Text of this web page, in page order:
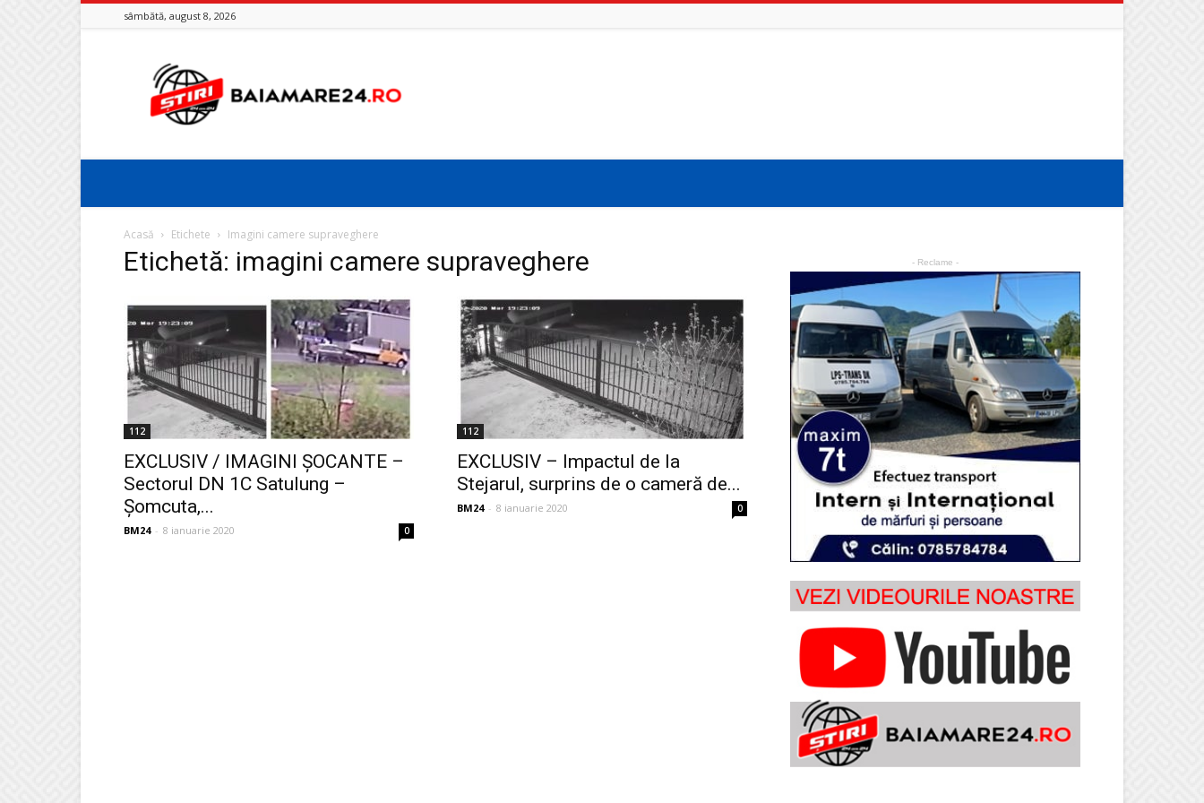
sâmbătă, august 8, 2026
Baia
Mare
24
Acasă Etichete Imagini camere supraveghere
Etichetă: imagini camere supraveghere
112
EXCLUSIV / IMAGINI ȘOCANTE –
Sectorul DN 1C Satulung –
Șomcuta,...
BM24 - 8 ianuarie 2020 0
112
EXCLUSIV – Impactul de la
Stejarul, surprins de o cameră de...
BM24 - 8 ianuarie 2020 0
- Reclame -